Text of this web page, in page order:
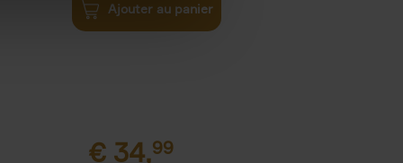
Ajouter au panier
€ 34,99